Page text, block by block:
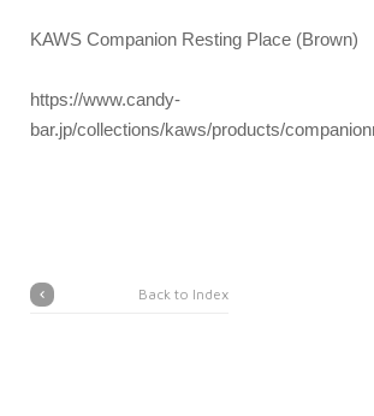
KAWS Companion Resting Place (Brown)
https://www.candy-
bar.jp/collections/kaws/products/
Back to Index